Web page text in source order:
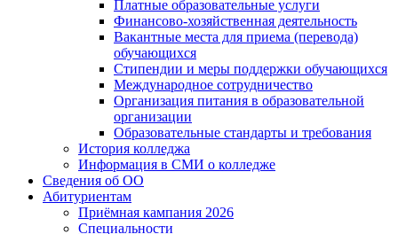
Платные образовательные услуги
Финансово-хозяйственная деятельность
Вакантные места для приема (перевода)
обучающихся
Стипендии и меры поддержки обучающихся
Международное сотрудничество
Организация питания в образовательной
организации
Образовательные стандарты и требования
История колледжа
Информация в СМИ о колледже
Сведения об ОО
Абитуриентам
Приёмная кампания 2026
Специальности